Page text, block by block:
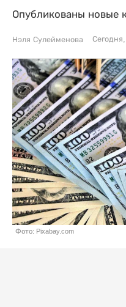
Опубликованы новые
Нэля Сулейменова
Фото: Pixabay.com